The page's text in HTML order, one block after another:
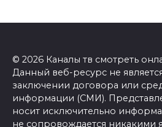
© 2026 Каналы тв смотреть
Данный веб-ресурс не
заключении договора или
информации (СМИ).
носит исключительно
не сопровождается никакими